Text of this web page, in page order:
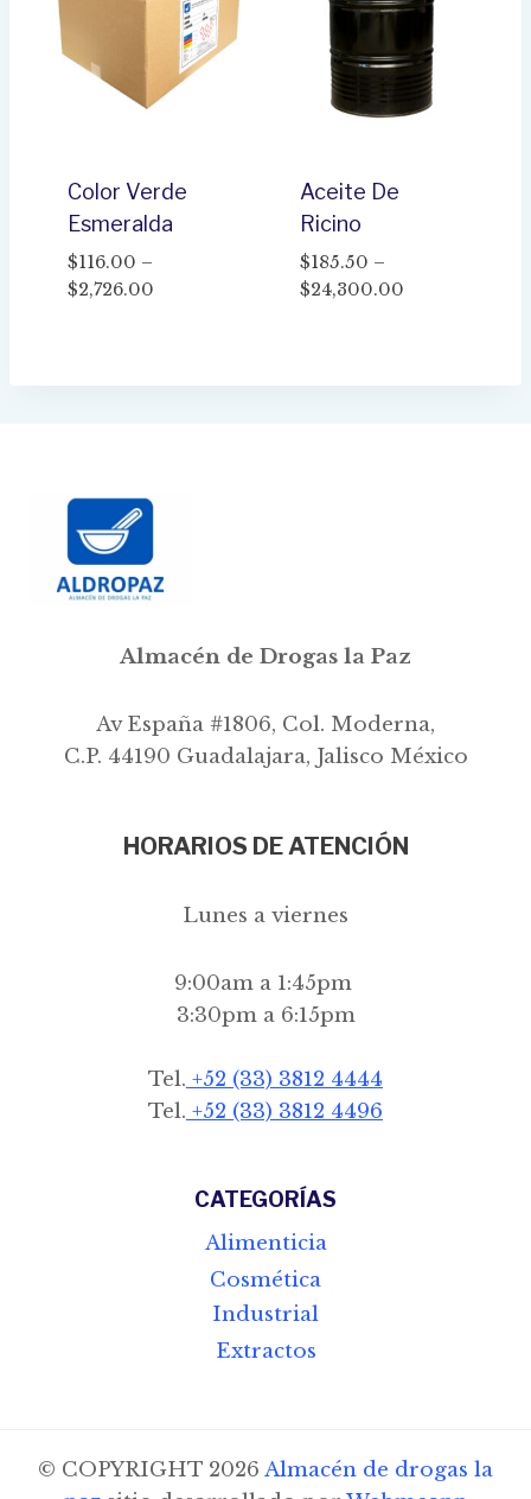
Color Verde
Esmeralda
$116.00 –
$2,726.00Price
Aceite De
Ricino
$185.50 –
$24,300.00Price
Almacén de Drogas la Paz
Av España #1806, Col. Moderna,
C.P. 44190 Guadalajara, Jalisco México
HORARIOS DE ATENCIÓN
Lunes a viernes
9:00am a 1:45pm
3:30pm a 6:15pm
Tel. +52 (33) 3812 4444
Tel. +52 (33) 3812 4496
CATEGORÍAS
Alimenticia
Cosmética
Industrial
Extractos
© COPYRIGHT 2026 Almacén de drogas la